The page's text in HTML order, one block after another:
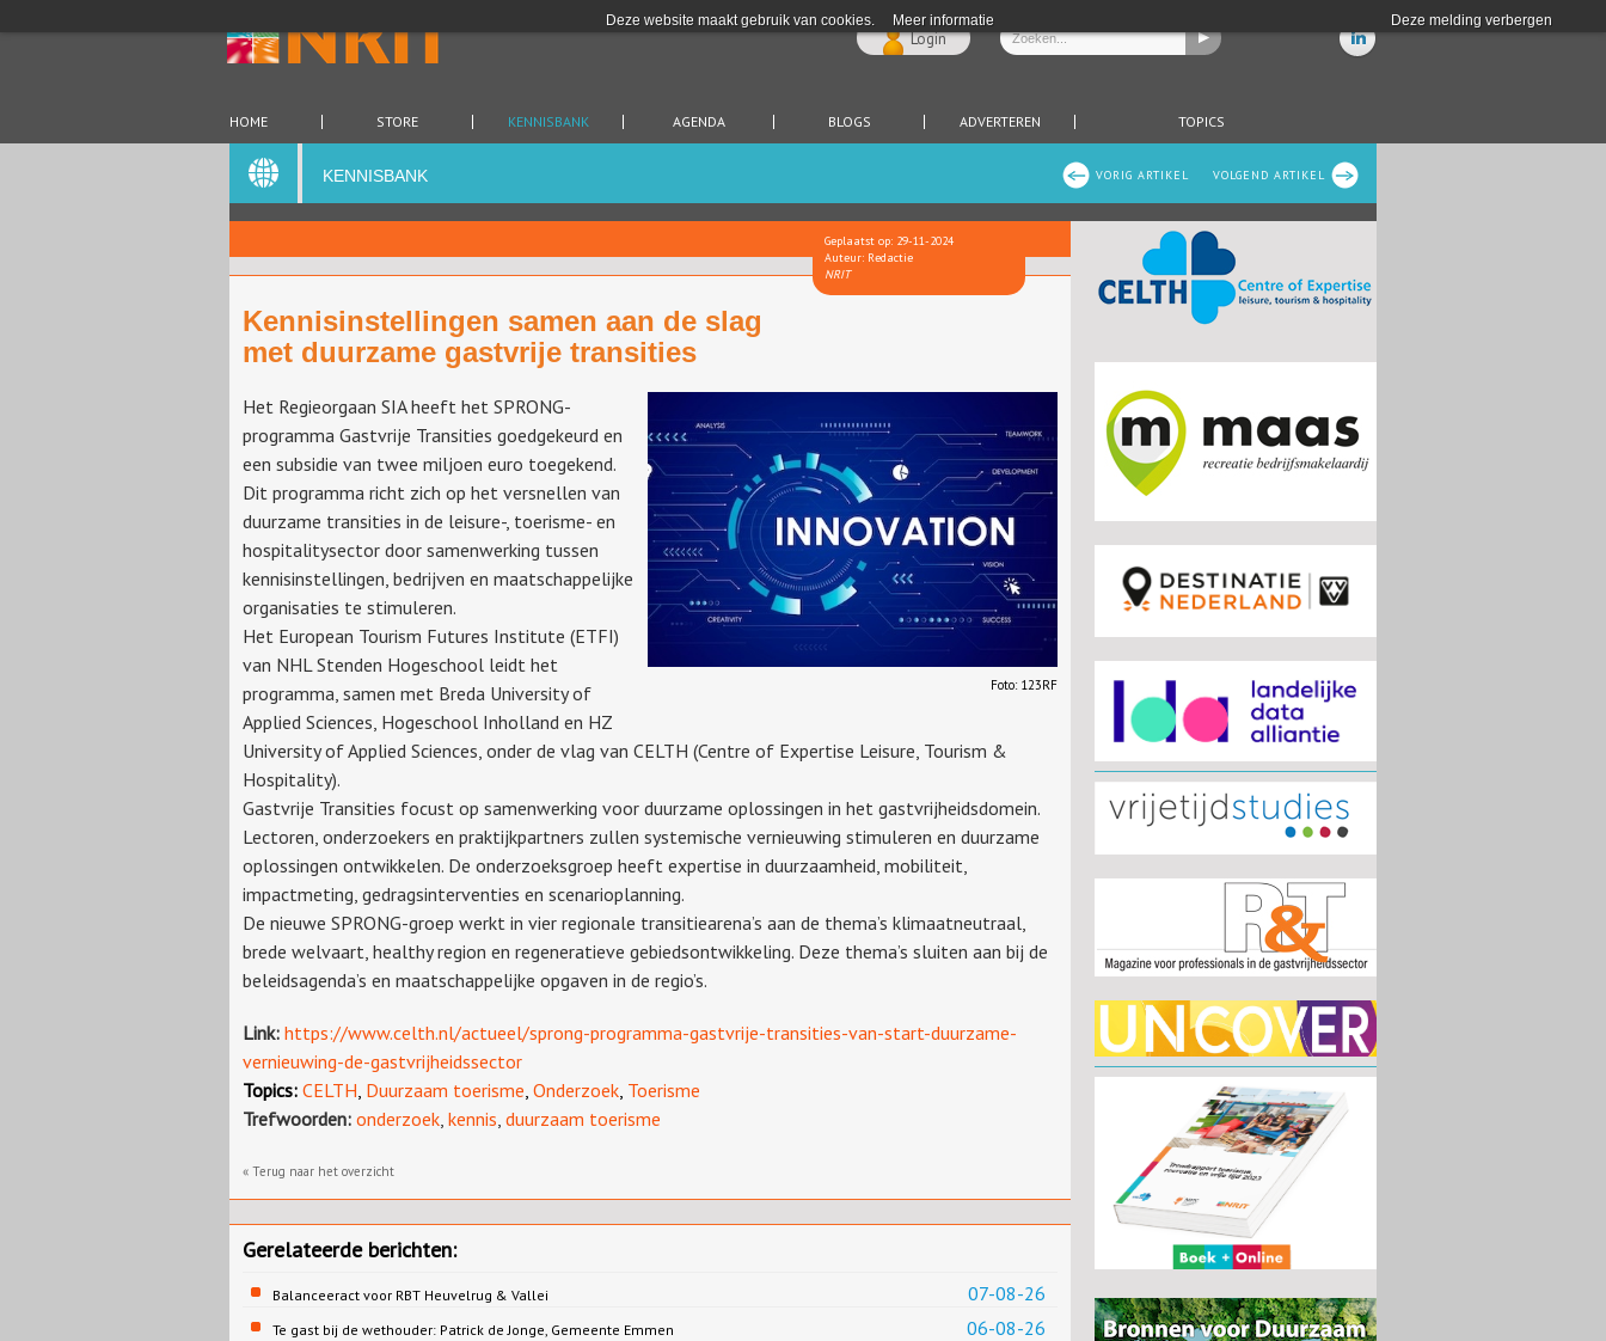
Deze website maakt gebruik van cookies. Meer informatie Deze melding verbergen
Login
HOME STORE KENNISBANK AGENDA BLOGS ADVERTEREN TOPICS
VOLGEND ARTIKEL
VORIG ARTIKEL
KENNISBANK
Geplaatst op: 29-11-2024
Auteur: Redactie
NRIT
Kennisinstellingen samen aan de slag
met duurzame gastvrije transities
Foto: 123RF
Het Regieorgaan SIA heeft het SPRONG-
programma Gastvrije Transities goedgekeurd en
een subsidie van twee miljoen euro toegekend.
Dit programma richt zich op het versnellen van
duurzame transities in de leisure-, toerisme- en
hospitalitysector door samenwerking tussen
kennisinstellingen, bedrijven en maatschappelijke
organisaties te stimuleren.
Het European Tourism Futures Institute (ETFI)
van NHL Stenden Hogeschool leidt het
programma, samen met Breda University of
Applied Sciences, Hogeschool Inholland en HZ
University of Applied Sciences, onder de vlag van CELTH (Centre of Expertise Leisure, Tourism &
Hospitality).
Gastvrije Transities focust op samenwerking voor duurzame oplossingen in het gastvrijheidsdomein.
Lectoren, onderzoekers en praktijkpartners zullen systemische vernieuwing stimuleren en duurzame
oplossingen ontwikkelen. De onderzoeksgroep heeft expertise in duurzaamheid, mobiliteit,
impactmeting, gedragsinterventies en scenarioplanning.
De nieuwe SPRONG-groep werkt in vier regionale transitiearena’s aan de thema’s klimaatneutraal,
brede welvaart, healthy region en regeneratieve gebiedsontwikkeling. Deze thema’s sluiten aan bij de
beleidsagenda’s en maatschappelijke opgaven in de regio’s.
Link: https://www.celth.nl/actueel/sprong-programma-gastvrije-transities-van-start-duurzame-
vernieuwing-de-gastvrijheidssector
Topics: CELTH Duurzaam toerisme Onderzoek Toerisme
Trefwoorden: onderzoek kennis duurzaam toerisme
« Terug naar het overzicht
Gerelateerde berichten:
07-08-26
Balanceeract voor RBT Heuvelrug & Vallei
06-08-26
Te gast bij de wethouder: Patrick de Jonge, Gemeente Emmen